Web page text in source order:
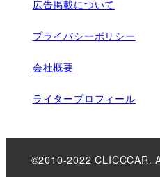
広告掲載について
プライバシーポリシー
会社概要
ライタープロフィール
©2010-2022 CLICCCAR.